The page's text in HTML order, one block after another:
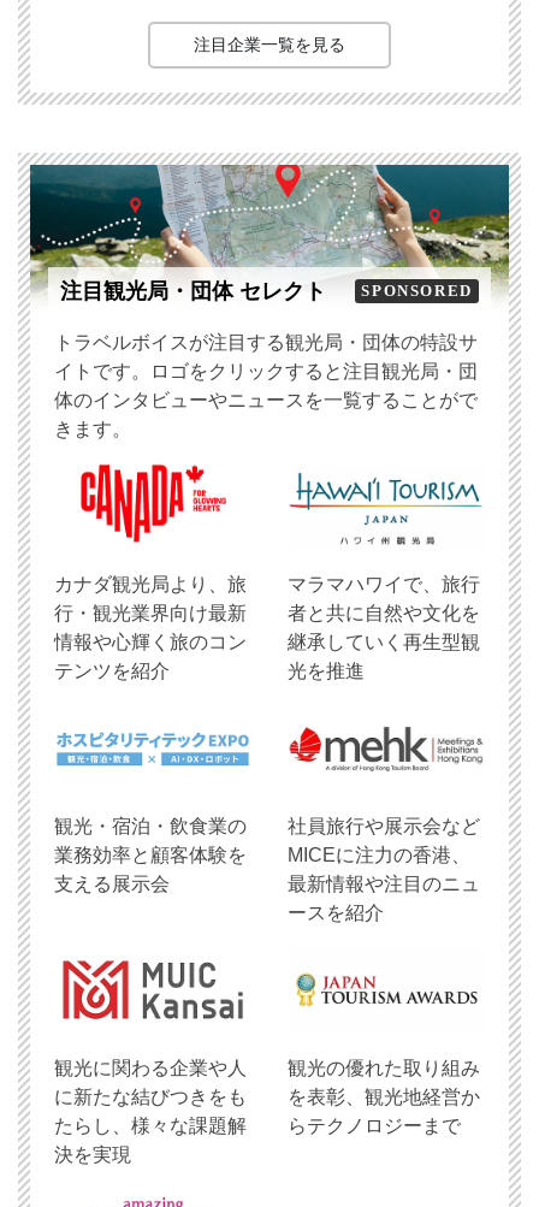
注目企業一覧を見る
注目観光局・団体 セレクト SPONSORED
トラベルボイスが注目する観光局・団体の特設サ
イトです。ロゴをクリックすると注目観光局・団
体のインタビューやニュースを一覧することがで
きます。
​カナダ観光局より、旅
行・観光業界向け最新
情報や心輝く旅のコン
テンツを紹介
マラマハワイで、旅行
者と共に自然や文化を
継承していく再生型観
光を推進
観光・宿泊・飲食業の
業務効率と顧客体験を
支える展示会
社員旅行や展示会など
MICEに注力の香港、
最新情報や注目のニュ
ースを紹介
観光に関わる企業や人
に新たな結びつきをも
たらし、様々な課題解
決を実現
観光の優れた取り組み
を表彰、観光地経営か
らテクノロジーまで